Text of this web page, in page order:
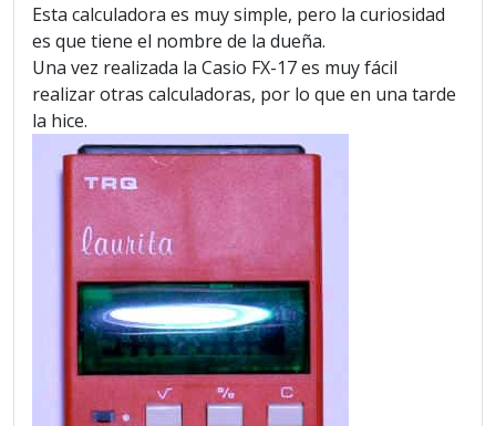
Esta calculadora es muy simple, pero la curiosidad
es que tiene el nombre de la dueña.
Una vez realizada la Casio FX-17 es muy fácil
realizar otras calculadoras, por lo que en una tarde
la hice.